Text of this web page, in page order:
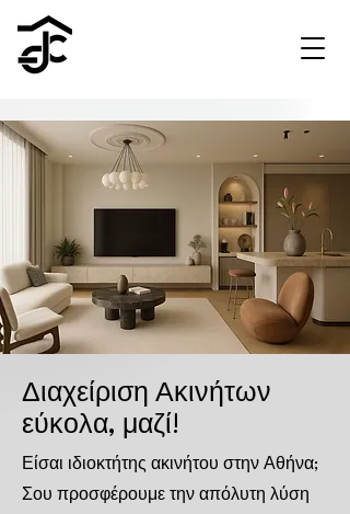
Διαχείριση Ακινήτων
εύκολα, μαζί!
Είσαι ιδιοκτήτης ακινήτου στην Αθήνα;
Σου προσφέρουμε την απόλυτη λύση